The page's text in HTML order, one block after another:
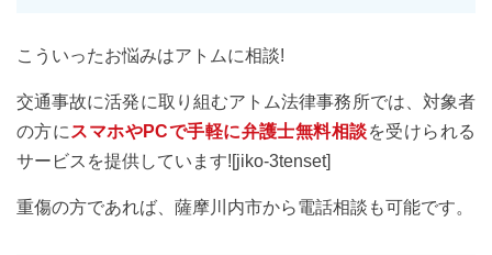
こういったお悩みはアトムに相談!
交通事故に活発に取り組むアトム法律事務所では、対象者
の方に スマホやPCで手軽に弁護士無料相談を受けられる
サービスを提供しています![jiko-3tenset]
重傷の方であれば、薩摩川内市から電話相談も可能です。